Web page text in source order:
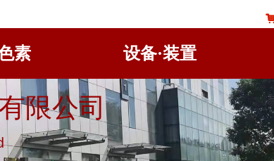
素 设备·装置
限公司